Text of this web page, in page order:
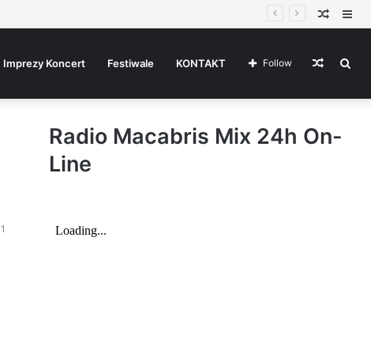
Random
Imprezy Koncert Festiwale KONTAKT Random
Article
Follow
1
Radio Macabris Mix 24h On-
Line